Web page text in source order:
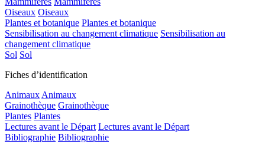
Oiseaux Oiseaux
Plantes et botanique Plantes et botanique
Sensibilisation au changement climatique Sensibilisation au
changement climatique
Sol Sol
Fiches d’identification
Animaux Animaux
Grainothèque Grainothèque
Plantes Plantes
Lectures avant le Départ Lectures avant le Départ
Bibliographie Bibliographie